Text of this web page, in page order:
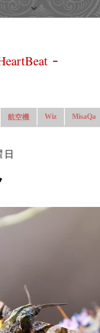
-
航空機 Wiz MisaQa